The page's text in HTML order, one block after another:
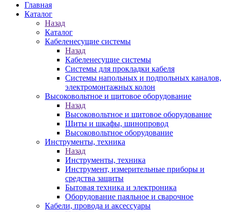
Главная
Каталог
Назад
Каталог
Кабеленесущие системы
Назад
Кабеленесущие системы
Системы для прокладки кабеля
Системы напольных и подпольных каналов,
электромонтажных колон
Высоковольтное и щитовое оборудование
Назад
Высоковольтное и щитовое оборудование
Щиты и шкафы, шинопровод
Высоковольтное оборудование
Инструменты, техника
Назад
Инструменты, техника
Инструмент, измерительные приборы и
средства защиты
Бытовая техника и электроника
Оборудование паяльное и сварочное
Кабели, провода и аксессуары